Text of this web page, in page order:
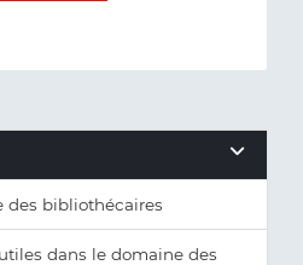
des bibliothécaires
dans le domaine des